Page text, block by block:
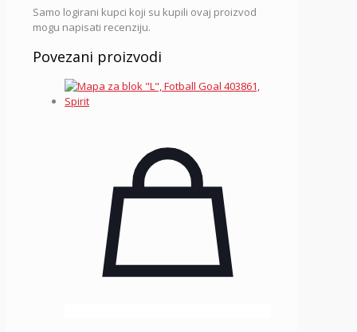
Samo logirani kupci koji su kupili ovaj proizvod
mogu napisati recenziju.
Povezani proizvodi